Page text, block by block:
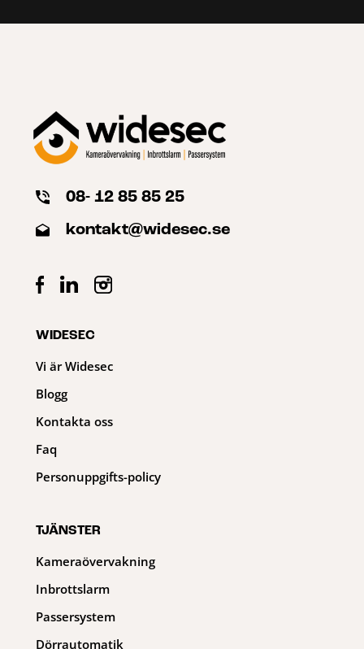
08- 12 85 85 25
kontakt@widesec.se
WIDESEC
Vi är Widesec
Blogg
Kontakta oss
Faq
Personuppgifts-policy
TJÄNSTER
Kameraövervakning
Inbrottslarm
Passersystem
Dörrautomatik